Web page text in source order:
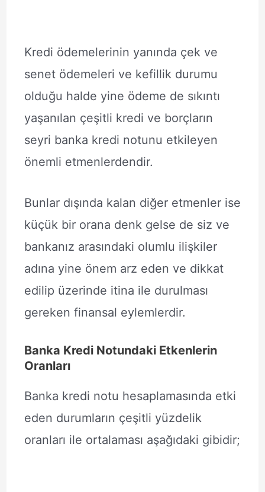
Kredi ödemelerinin yanında çek ve
senet ödemeleri ve kefillik durumu
olduğu halde yine ödeme de sıkıntı
yaşanılan çeşitli kredi ve borçların
seyri banka kredi notunu etkileyen
önemli etmenlerdendir.
Bunlar dışında kalan diğer etmenler ise
küçük bir orana denk gelse de siz ve
bankanız arasındaki olumlu ilişkiler
adına yine önem arz eden ve dikkat
edilip üzerinde itina ile durulması
gereken finansal eylemlerdir.
Banka Kredi Notundaki Etkenlerin
Oranları
Banka kredi notu hesaplamasında etki
eden durumların çeşitli yüzdelik
oranları ile ortalaması aşağıdaki gibidir;